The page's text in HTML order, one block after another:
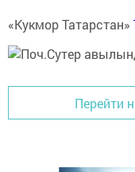
«Кукмор Татарстан»
Перейти